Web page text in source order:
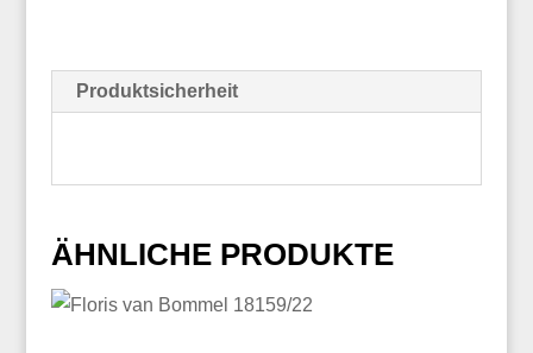
Produktsicherheit
ÄHNLICHE PRODUKTE